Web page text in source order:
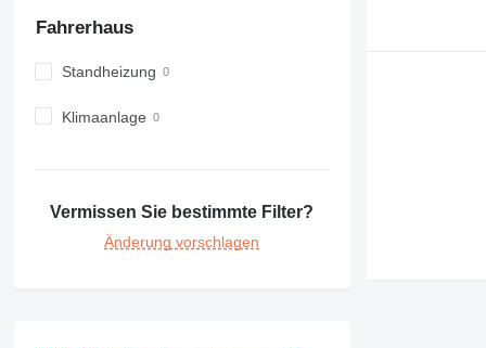
980
988
992
CB
D series
Fahrerhaus
Standheizung
Klimaanlage
Vermissen Sie bestimmte Filter?
Änderung vorschlagen